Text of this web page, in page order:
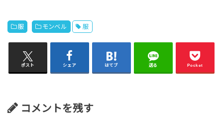
服 モンベル 服
ポスト シェア はてブ 送る Pocket
コメントを残す